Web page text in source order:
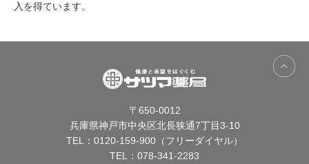
入を得ています。
〒650-0012
兵庫県神戸市中央区北長狭通7丁目3-10
TEL： 0120-159-900（フリーダイヤル）
TEL： 078-341-2283